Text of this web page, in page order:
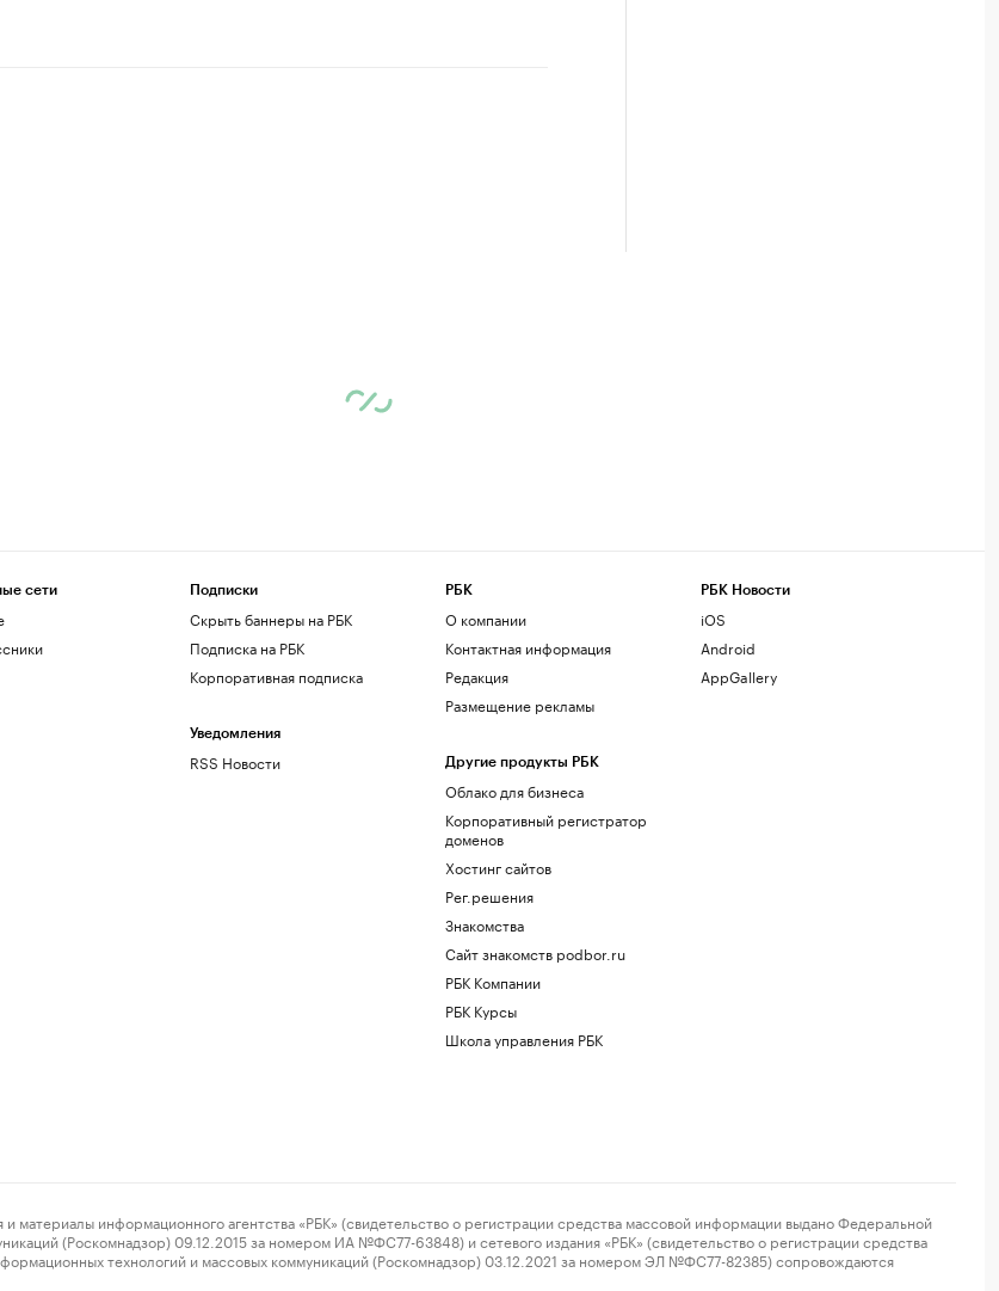
сети Подписки
Скрыть баннеры на РБК
Подписка на РБК
Корпоративная подписка
Уведомления
RSS Новости
РБК
О компании
Контактная информация
Редакция
Размещение рекламы
Другие продукты РБК
Облако для бизнеса
Корпоративный регистратор
доменов
Хостинг сайтов
Рег.решения
Знакомства
Сайт знакомств podbor.ru
РБК Компании
РБК Курсы
Школа управления РБК
РБК Новости
iOS
Android
AppGallery
информационного агентства «РБК» (свидетельство о регистрации средства массовой информации выдано Федеральной
(Роскомнадзор) 09.12.2015 за номером ИА №ФС77-63848) и сетевого издания «РБК» (свидетельство о регистрации средства
технологий и массовых коммуникаций (Роскомнадзор) 03.12.2021 за номером ЭЛ №ФС77-82385) сопровождаются